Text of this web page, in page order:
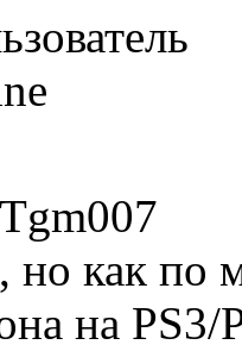
как по
на PS3/